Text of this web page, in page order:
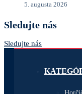
5. augusta 2026
Sledujte nás
Sledujte nás